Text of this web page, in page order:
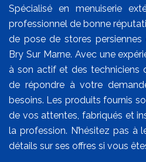
Spécialisé en menuiserie
professionnel de bonne
de pose de stores
Bry Sur Marne. Avec une
à son actif et des techniciens
de répondre à votre
besoins. Les produits fournis
de vos attentes, fabriqués et
la profession. N’hésitez pas
détails sur ses offres si vous